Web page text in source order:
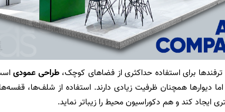
برای استفاده حداکثری از فضاهای کوچک،طراحی عمودی
دیوارها همچنان ظرفیت زیادی دارند. استفاده از شلف‌ها،
ایجاد کند و هم دکوراسیون محیط را زیباتر نماید.